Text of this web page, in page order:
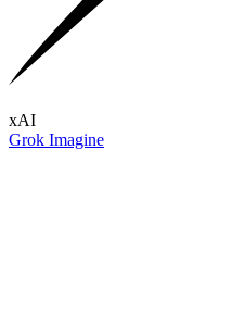
xAI
Grok Imagine